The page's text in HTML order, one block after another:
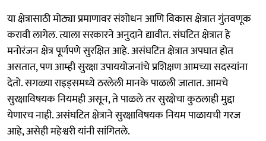
या क्षेत्रासाठी मोठ्या प्रमाणावर संशोधन आणि विकास क्षेत्रात गुंतवणूक
करावी लागेल. त्याला सरकारने अनुदाने द्यावीत. संघटित क्षेत्रात हे
मनोरंजन क्षेत्र पूर्णपणे सुरक्षित आहे. असंघटित क्षेत्रात अपघात होत
असतात, पण आम्ही सुरक्षा उपाययोजनांचे प्रशिक्षण आमच्या सदस्यांना
देतो. सगळ्या राइड्समध्ये ठरलेली मानके पाळली जातात. आमचे
सुरक्षाविषयक नियमही असून, ते पाळले तर सुरक्षेचा कुठलाही मुद्दा
येणारच नाही. असंघटित क्षेत्राने सुरक्षाविषयक नियम पाळायची गरज
आहे, असेही महेश्वरी यांनी सांगितले.